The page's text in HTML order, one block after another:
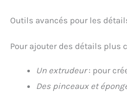
Outils avancés pour les
Pour ajouter des détails plus
Un extrudeur: pour
Des pinceaux et